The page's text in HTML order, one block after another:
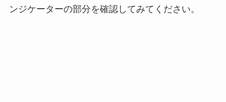
ンジケーターの部分を確認してみてください。